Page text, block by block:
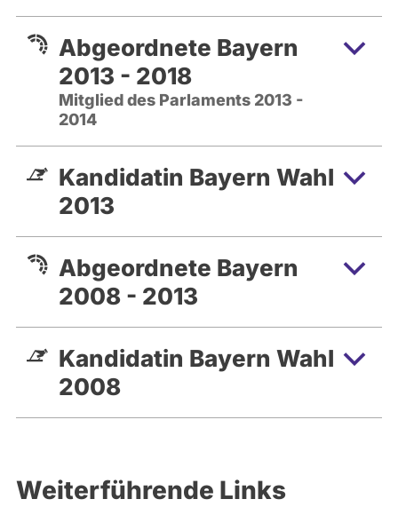
Abgeordnete Bayern
2013 - 2018
Mitglied des Parlaments 2013 -
2014
Kandidatin Bayern Wahl
2013
Abgeordnete Bayern
2008 - 2013
Kandidatin Bayern Wahl
2008
Weiterführende Links